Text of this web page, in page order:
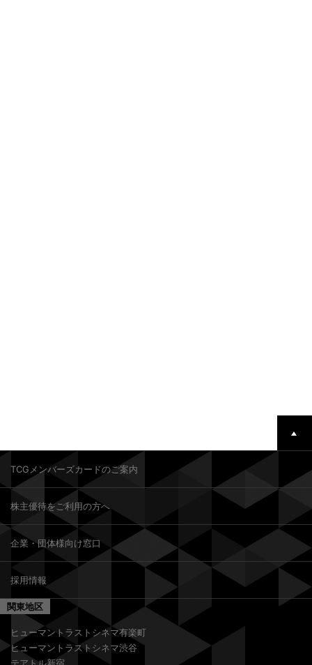
TCGメンバーズカードのご案内
株主優待をご利用の方へ
企業・団体様向け窓口
採用情報
関東地区
ヒューマントラストシネマ有楽町
ヒューマントラストシネマ渋谷